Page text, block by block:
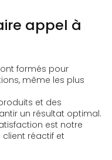
appel à
formés pour
même les plus
et des
un résultat optimal.
est notre
client réactif et